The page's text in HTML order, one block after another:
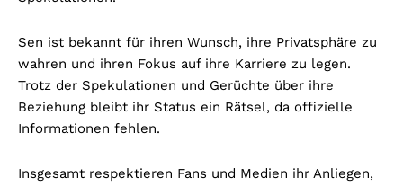
Sen ist bekannt für ihren Wunsch, ihre Privatsphäre zu
wahren und ihren Fokus auf ihre Karriere zu legen.
Trotz der Spekulationen und Gerüchte über ihre
Beziehung bleibt ihr Status ein Rätsel, da offizielle
Informationen fehlen.
Insgesamt respektieren Fans und Medien ihr Anliegen,